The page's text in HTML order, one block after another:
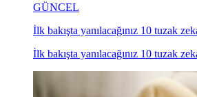
GÜNCEL
İlk bakışta yanılacağınız 10 tuzak
İlk bakışta yanılacağınız 10 tuzak